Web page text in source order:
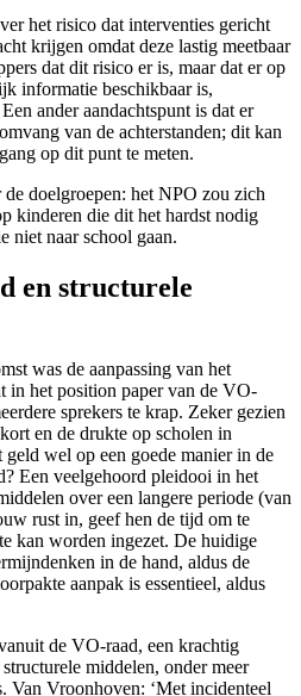
het risico dat interventies gericht
krijgen omdat deze lastig meetbaar
dat dit risico er is, maar dat er op
informatie beschikbaar is,
ander aandachtspunt is dat er
van de achterstanden; dit kan
op dit punt te meten.
doelgroepen: het NPO zou zich
kinderen die dit het hardst nodig
niet naar school gaan.
en structurele
was de aanpassing van het
in het position paper van de VO-
sprekers te krap. Zeker gezien
en de drukte op scholen in
wel op een goede manier in de
Een veelgehoord pleidooi in het
over een langere periode (van
rust in, geef hen de tijd om te
kan worden ingezet. De huidige
in de hand, aldus de
aanpak is essentieel, aldus
de VO-raad, een krachtig
middelen, onder meer
Van Vroonhoven: ‘Met incidenteel